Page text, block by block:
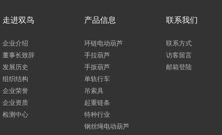
走进双鸟
企业介绍
董事长致辞
发展历史
组织结构
企业荣誉
企业资质
检测中心
产品信息
环链电动葫芦
手拉葫芦
手扳葫芦
单轨行车
吊索具
起重链条
特种行业
钢丝绳电动葫芦
联系我们
联系方式
访客留言
邮箱登陆